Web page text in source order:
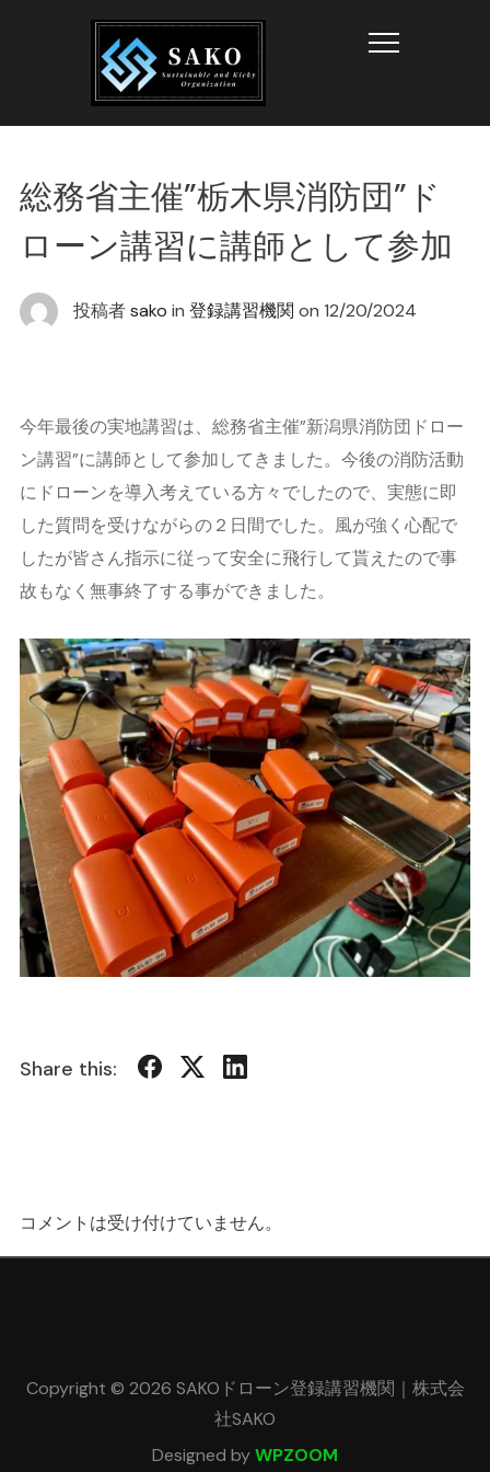
Info
総務省主催”栃木県消防団”ド
ローン講習に講師として参加
投稿者sako in 登録講習機関 on 12/20/2024
今年最後の実地講習は、総務省主催”新潟県消防団ドロー
ン講習”に講師として参加してきました。今後の消防活動
にドローンを導入考えている方々でしたので、実態に即
した質問を受けながらの２日間でした。風が強く心配で
したが皆さん指示に従って安全に飛行して貰えたので事
故もなく無事終了する事ができました。
Share this:
コメントは受け付けていません。
Copyright © 2026 SAKOドローン登録講習機関｜株式会
社SAKO
Designed byWPZOOM